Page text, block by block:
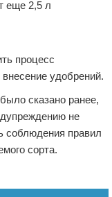
еще 2,5 л
процесс
удобрений.
сказано ранее,
не
соблюдения правил
сорта.